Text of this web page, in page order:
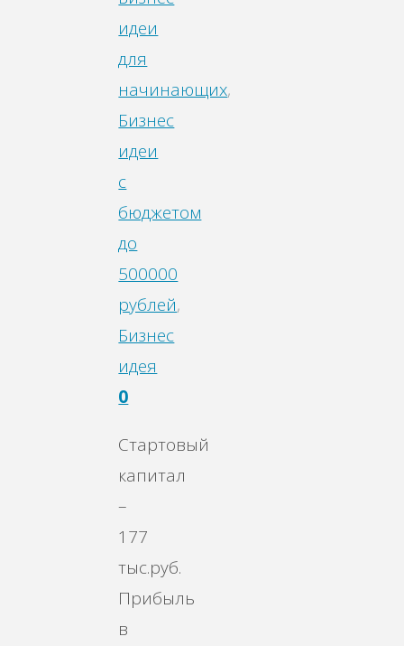
идеи
для
начинающих,
Бизнес
идеи
с
бюджетом
до
500000
рублей,
Бизнес
идея
0
Стартовый
капитал
–
177
тыс.руб.
Прибыль
в